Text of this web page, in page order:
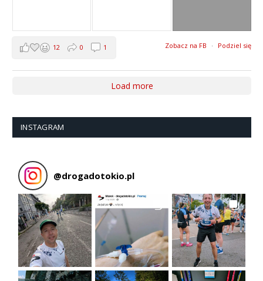
Zobacz na FB · Podziel się
12 0 1
Load more
INSTAGRAM
@drogadotokio.pl